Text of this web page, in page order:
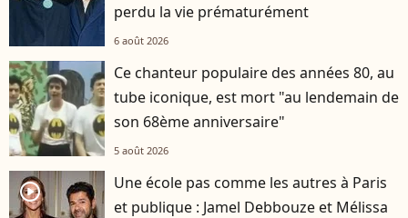
perdu la vie prématurément
6 août 2026
Ce chanteur populaire des années 80, au
tube iconique, est mort "au lendemain de
son 68ème anniversaire"
5 août 2026
player2
Une école pas comme les autres à Paris
et publique : Jamel Debbouze et Mélissa